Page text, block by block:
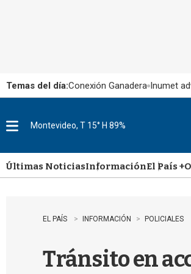
Temas del día:Conexión Ganadera Inumet
u
Montevideo, T 15° H 89%
Últimas NoticiasInformaciónEl País +
EL PAÍS INFORMACIÓN POLICIALES
Tránsito en